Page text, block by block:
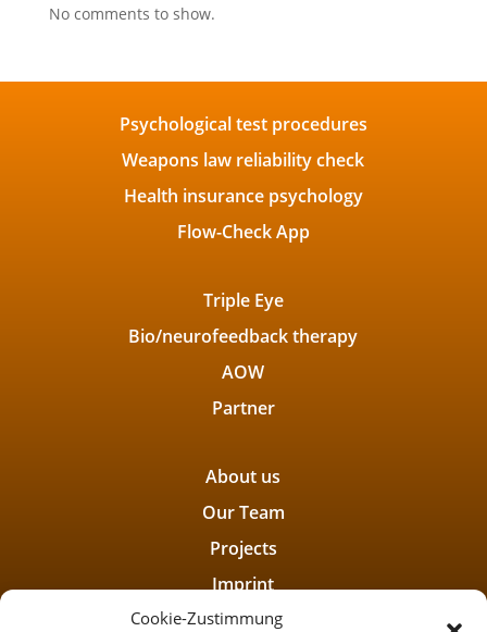
Cookie-Zustimmung
No comments to show.
Psychological test procedures
Weapons law reliability check
Health insurance psychology
Flow-Check App
Triple Eye
Bio/neurofeedback therapy
AOW
Partner
About us
Our Team
Projects
Imprint
Privacy policy